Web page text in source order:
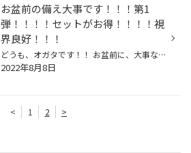
お盆前の備え大事です！！！第1
弾！！！！セットがお得！！！！視
界良好！！！
どうも、オガタです！！ お盆前に、大事なお知らせが・・・・・３つあります。。。 お盆に遠方に出かけられるお客様にオススメ！！ 最後までご覧ください！！！ 第1弾が・・・・これ！！！(>_<)/ ヘッドライトの黄ばみ除去！！！ お盆に夜から朝方に運転される方必見！！ 視界良好で安全確保！ 価...
2022年8月8日
< 1 2 >